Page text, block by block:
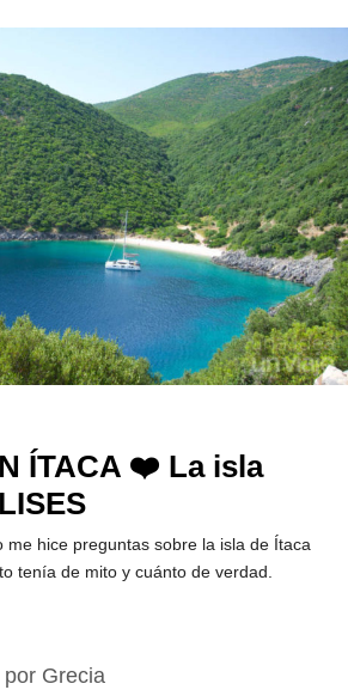
ÍTACA ❤️ La isla
me hice preguntas sobre la isla de Ítaca
tenía de mito y cuánto de verdad.
Grecia